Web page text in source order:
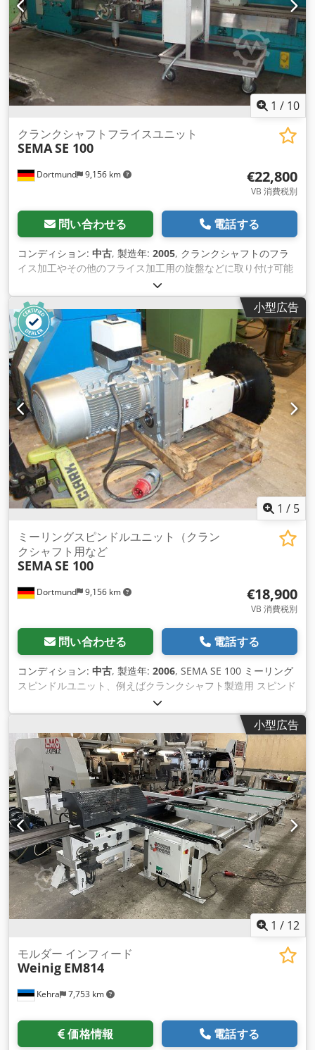
1 / 10
Dortmund 9,156 km
クランクシャフトフライスユニット
SEMASE 100
€22,800
VB 消費税別
問い合わせる 電話する
コンディション: 中古, 製造年: 2005, クランクシャフトのフラ
イス加工やその他のフライス加工用の旋盤などに取り付け可能
な、非常に良好な状態の中古クランクシャフトフライス 装置1
台 メーカー: SEMA, 原産国: オーストリア モデル: SE 100 製造
年： 2005 技術データ スピンドルホルダー ISO 50、同心度/テ
ストマンドレル L=300 mm = 0.01 mm 速度範囲、無段階、現
在2,000 rpmに設定。 スピンドルは3,000 rpmまで設計可能 駆
動力は現在15 kW ミーリングスピンドルは25 kWまで対応可能
です。 ベアリング直径 110 mm ミーリングスピンドルの下に
ある2枚のアダプタープレートは、それぞれネジ止めされてい
ます。これらのプレートは、ご使用の旋盤に使用す ることも、
再加工することも可能です。 フライススピンドルのねじ込み式
表面: 長さ x 幅: 490 x 250 mm 付属品/特別機能 ミーリングス
ピンドル - ミーリングスピンドル：ミーリングスピンドルは、
旋盤のフェースサポートに取り付けられます。 - 無段階回転数
調整、LENZE社製周波数変換器、30 KWまで対応可能 - 時計回
り/反時計回り回転 - 生涯潤滑スピンドルベアリング - 焼入れ研
削スピンドルによる頑丈な構造 - 高精度 - 2つのベアリングと5
つのスピンドルベアリングを備えたスピンドル - ねじ込み式ス
ピンドルによる工具締め付け - コントロールパネル付き移動台
車 - 緊急停止 - ロック可能なメインスイッチ 主軸駆動ギア： -
長いドライブロッドがスピンドルボアに取り付けられ、ギアボ
インバーター - 時計回り／反時計回り回転 - ジョグモード 写真
は、クランクシャフト加工用万能旋盤SARO SPA 10 x 3000に
ん！ ジークフリート・フォルツ工作機械 Dkodpfx Asddziyel
Rsr Rüschebrinkstr. D - 44143 ドルトムント - ヴァンベル
小型広告
1 / 5
Dortmund 9,156 km
ミーリングスピンドルユニット（クラン
クシャフト用など
SEMASE 100
€18,900
VB 消費税別
問い合わせる 電話する
コンディション: 中古, 製造年: 2006, SEMA SE 100 ミーリング
スピンドルユニット、例えばクランクシャフト製造用 スピンド
ル取付フランジ このギアボックスでの回転数 97 rpm Dkjdpfx
Asddzi Ael Rsr スピンドルは3000 rpmまで対応可能 現在22
kWの駆動力 ミーリングスピンドルは25 kWまで対応可能 ベア
リング直径 110 mm ディスクカッタ SANDVIK Ø 700 x 25 mm
ディスクカッターの浸漬深さ 235 mm アクセサリー / 特殊機能
- ディスクカッタ SANDVIK Ø 700 x 25 mm - 潤滑寿命スピン
ドルベアリング - 焼入れ研削スピンドルによる頑丈な構造 - 高
精度 - 2つのベアリングと5つのスピンドルベアリング - フラン
ジによるWZ締め 当時の新価格: 約€ 34,500.00 net ジークフリ
ート・フォルツ工作機械 Rüschebrinkstr. D - 44143 ドルトム
ント - ヴァンベル
小型広告
1 / 12
Kehra 7,753 km
モルダー インフィード
Weinig EM814
価格情報 電話する